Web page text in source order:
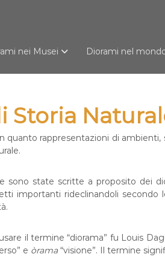
nei Musei Diorami nel
Storia
quanto rappresentazioni di
sono state scritte a proposito dei
importanti rideclinandoli secondo
il termine “diorama” fu Louis
e òrama“visione”. Il termine